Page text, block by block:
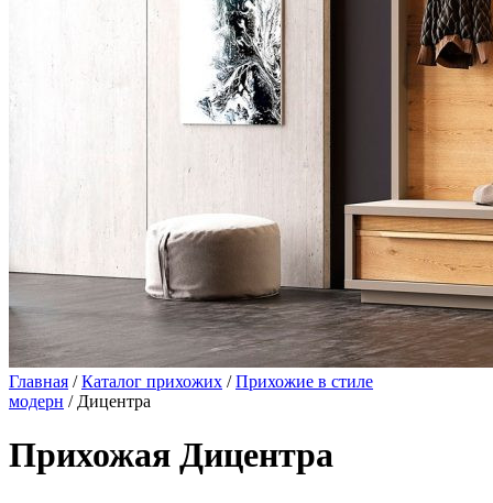
Главная /Каталог прихожих /Прихожие в стиле
модерн / Дицентра
Прихожая Дицентра